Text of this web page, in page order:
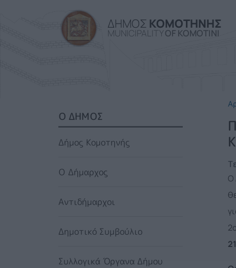
ΔΗΜΟΣ ΚΟΜΟΤΗΝΗΣ
MUNICIPALITYOF KOMOTINI
Ο
SIDEBAR MENU
Ο ΔΗΜΟΣ
Δήμος Κομοτηνής
Ο Δήμαρχος
Αντιδήμαρχοι
Δημοτικό Συμβούλιο
Συλλογικά Όργανα Δήμου